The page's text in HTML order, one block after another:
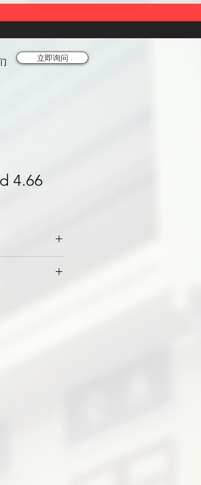
立即询问
4.66